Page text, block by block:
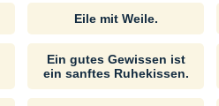
Eile mit Weile.
Ein gutes Gewissen ist
ein sanftes Ruhekissen.